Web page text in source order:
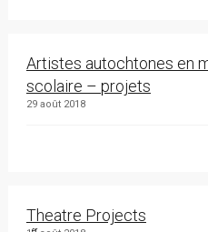
Artistes autochtones en
scolaire – projets
29 août 2018
Theatre Projects
er